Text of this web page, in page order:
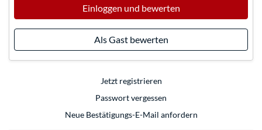
Einloggen und bewerten
Als Gast bewerten
Jetzt registrieren
Passwort vergessen
Neue Bestätigungs-E-Mail anfordern